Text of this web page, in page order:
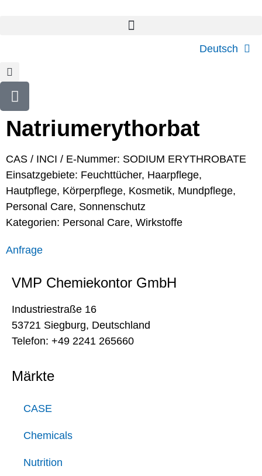
Deutsch
Natriumerythorbat
CAS / INCI / E-Nummer: SODIUM ERYTHROBATE
Einsatzgebiete: Feuchttücher, Haarpflege,
Hautpflege, Körperpflege, Kosmetik, Mundpflege,
Personal Care, Sonnenschutz
Kategorien: Personal Care, Wirkstoffe
Anfrage
VMP Chemiekontor GmbH
Industriestraße 16
53721 Siegburg, Deutschland
Telefon: +49 2241 265660
Märkte
CASE
Chemicals
Nutrition